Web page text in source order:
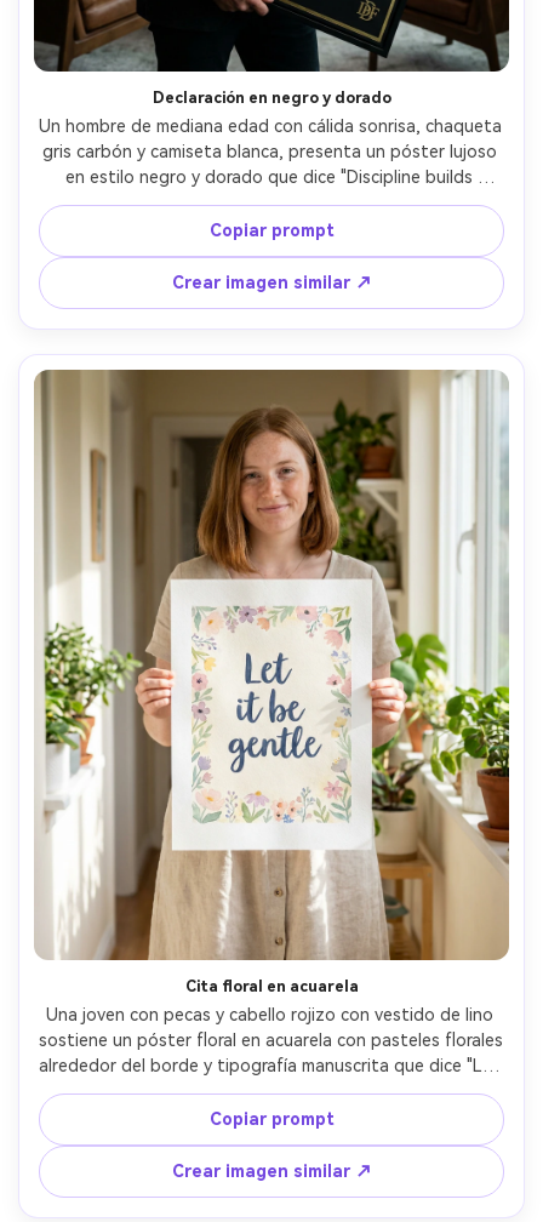
Declaración en negro y dorado
Un hombre de mediana edad con cálida sonrisa, chaqueta
gris carbón y camiseta blanca, presenta un póster lujoso
en estilo negro y dorado que dice "Discipline builds
freedom" en mayúsculas serif audaces con monograma
dorado sutil en la esquina, fotografiado en una oficina
moderna con detalles en madera oscura, luz principal de
softbox cinematográfica, Canon R5, 50mm f/1.8, encuadre
a nivel de los ojos, vibra de revelar regalo, textura de tela
realista, sombras limpias, enfoque nítido, gradación de
color premium --ar 4:5
Copiar prompt
Crear imagen similar ↗
Cita floral en acuarela
Una joven con pecas y cabello rojizo con vestido de lino
sostiene un póster floral en acuarela con pasteles florales
alrededor del borde y tipografía manuscrita que dice "Let
it be gentle" centrado con amplios márgenes,
fotografiada en un pasillo con plantas y luz difusa de la
mañana, Nikon Z7 II, 85mm f/2, retrato vertical, ambiente
suave y alentador, piel fotorrealista, sombras naturales,
textura de papel visible, alta resolución --ar 4:5
Copiar prompt
Crear imagen similar ↗